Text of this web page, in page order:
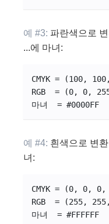
예 #3: 파란색으로
...에 마녀:
CMYK = (100,
RGB  = (0, 0,
마녀  = #0000FF
예 #4: 흰색으로 변환
녀:
CMYK = (0, 0, 0,
RGB  = (255,
마녀  = #FFFFFF